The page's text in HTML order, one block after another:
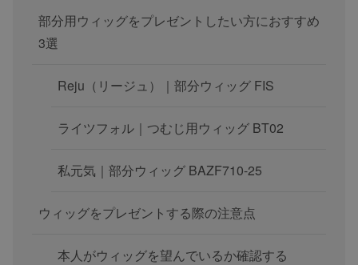
部分用ウィッグをプレゼントしたい方におすすめ
3選
Reju（リージュ）｜部分ウィッグ FIS
ライツフォル｜つむじ用ウィッグ BT02
私元気｜部分ウィッグ BAZF710-25
ウィッグをプレゼントする際の注意点
本人がウィッグを望んでいるか確認する